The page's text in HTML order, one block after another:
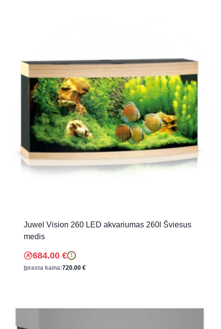
Juwel Vision 260 LED akvariumas 260l Šviesus
medis
684.00 € !
Įprasta kaina:720.00 €